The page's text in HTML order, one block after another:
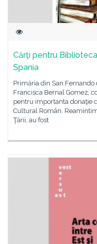
Cărţi pentru
Spania
Primăria din San Fernando
Francisca Bernal Gomez,
pentru importanta donaţie
Cultural Român.
Ţării, au fost